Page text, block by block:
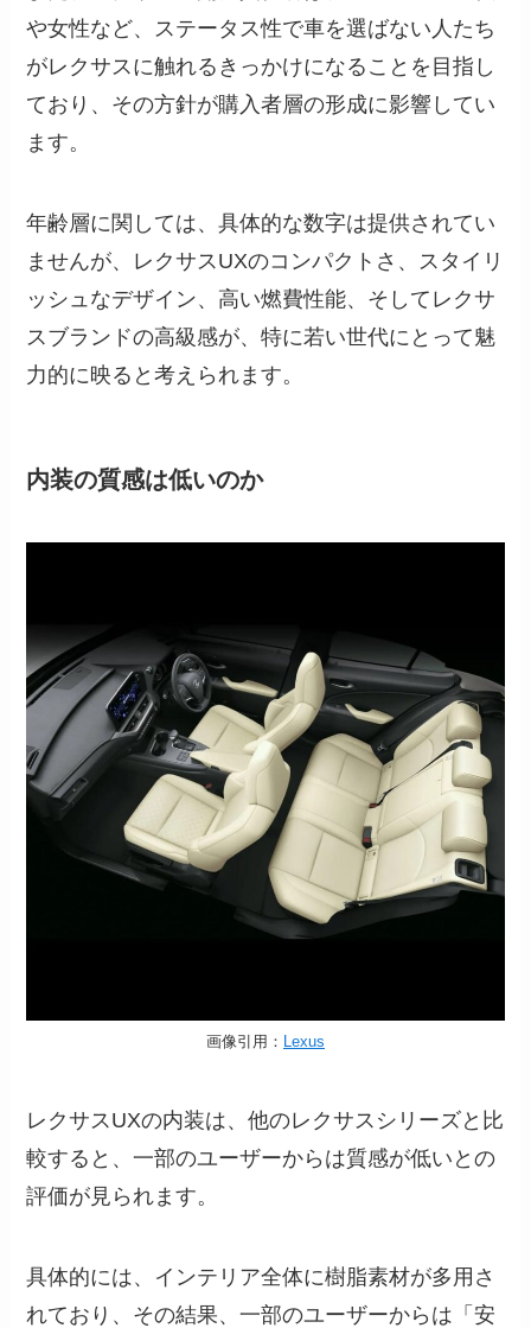
や女性など、ステータス性で車を選ばない人たち
がレクサスに触れるきっかけになることを目指し
ており、その方針が購入者層の形成に影響してい
ます。
年齢層に関しては、具体的な数字は提供されてい
ませんが、レクサスUXのコンパクトさ、スタイリ
ッシュなデザイン、高い燃費性能、そしてレクサ
スブランドの高級感が、特に若い世代にとって魅
力的に映ると考えられます。
内装の質感は低いのか
画像引用： Lexus
レクサスUXの内装は、他のレクサスシリーズと比
較すると、一部のユーザーからは質感が低いとの
評価が見られます。
具体的には、インテリア全体に樹脂素材が多用さ
れており、その結果、一部のユーザーからは「安